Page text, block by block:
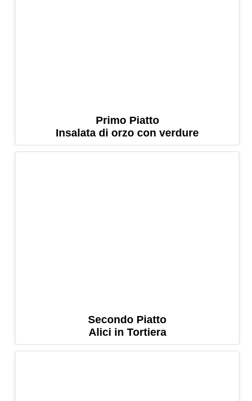
Primo Piatto
Insalata di orzo con verdure
Secondo Piatto
Alici in Tortiera